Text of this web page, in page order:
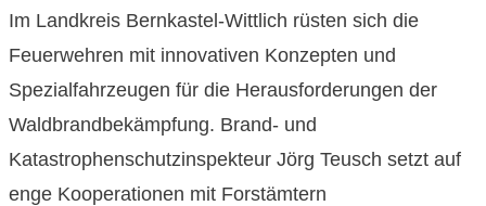
Im Landkreis Bernkastel-Wittlich rüsten sich die
Feuerwehren mit innovativen Konzepten und
Spezialfahrzeugen für die Herausforderungen der
Waldbrandbekämpfung. Brand- und
Katastrophenschutzinspekteur Jörg Teusch setzt auf
enge Kooperationen mit Forstämtern